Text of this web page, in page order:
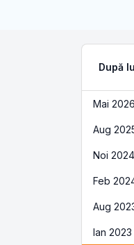
După
Mai 2026
Aug
Noi 2024
Feb
Aug
Ian 2023